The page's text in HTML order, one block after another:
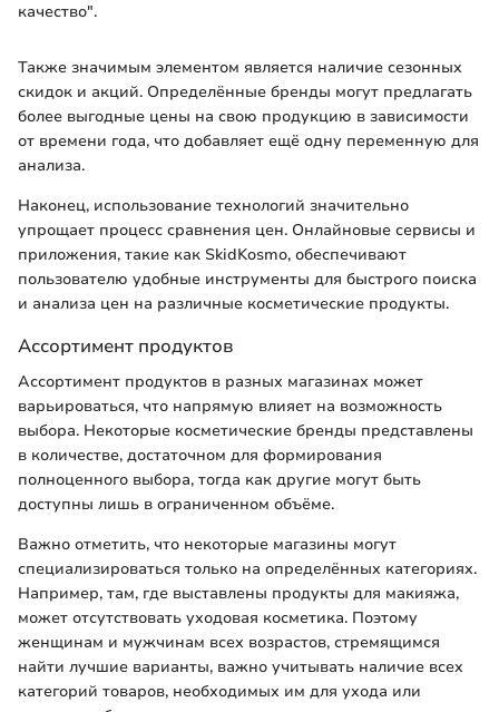
качество".
Также значимым элементом является наличие сезонных
скидок и акций. Определённые бренды могут предлагать
более выгодные цены на свою продукцию в зависимости
от времени года, что добавляет ещё одну переменную для
анализа.
Наконец, использование технологий значительно
упрощает процесс сравнения цен. Онлайновые сервисы и
приложения, такие как SkidKosmo, обеспечивают
пользователю удобные инструменты для быстрого поиска
и анализа цен на различные косметические продукты.
Ассортимент продуктов
Ассортимент продуктов в разных магазинах может
варьироваться, что напрямую влияет на возможность
выбора. Некоторые косметические бренды представлены
в количестве, достаточном для формирования
полноценного выбора, тогда как другие могут быть
доступны лишь в ограниченном объёме.
Важно отметить, что некоторые магазины могут
специализироваться только на определённых категориях.
Например, там, где выставлены продукты для макияжа,
может отсутствовать уходовая косметика. Поэтому
женщинам и мужчинам всех возрастов, стремящимся
найти лучшие варианты, важно учитывать наличие всех
категорий товаров, необходимых им для ухода или